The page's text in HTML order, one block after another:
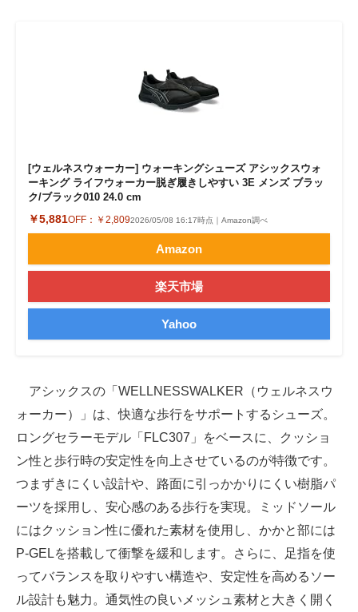
[ウェルネスウォーカー] ウォーキングシューズ アシックスウォ
ーキング ライフウォーカー脱ぎ履きしやすい 3E メンズ ブラッ
ク/ブラック010 24.0 cm
￥5,881OFF： ￥2,8092026/05/08 16:17時点｜Amazon調べ
Amazon
楽天市場
Yahoo
アシックスの「WELLNESSWALKER（ウェルネスウ
ォーカー）」は、快適な歩行をサポートするシューズ。
ロングセラーモデル「FLC307」をベースに、クッショ
ン性と歩行時の安定性を向上させているのが特徴です。
つまずきにくい設計や、路面に引っかかりにくい樹脂パ
ーツを採用し、安心感のある歩行を実現。ミッドソール
にはクッション性に優れた素材を使用し、かかと部には
P-GELを搭載して衝撃を緩和します。さらに、足指を使
ってバランスを取りやすい構造や、安定性を高めるソー
ル設計も魅力。通気性の良いメッシュ素材と大きく開く